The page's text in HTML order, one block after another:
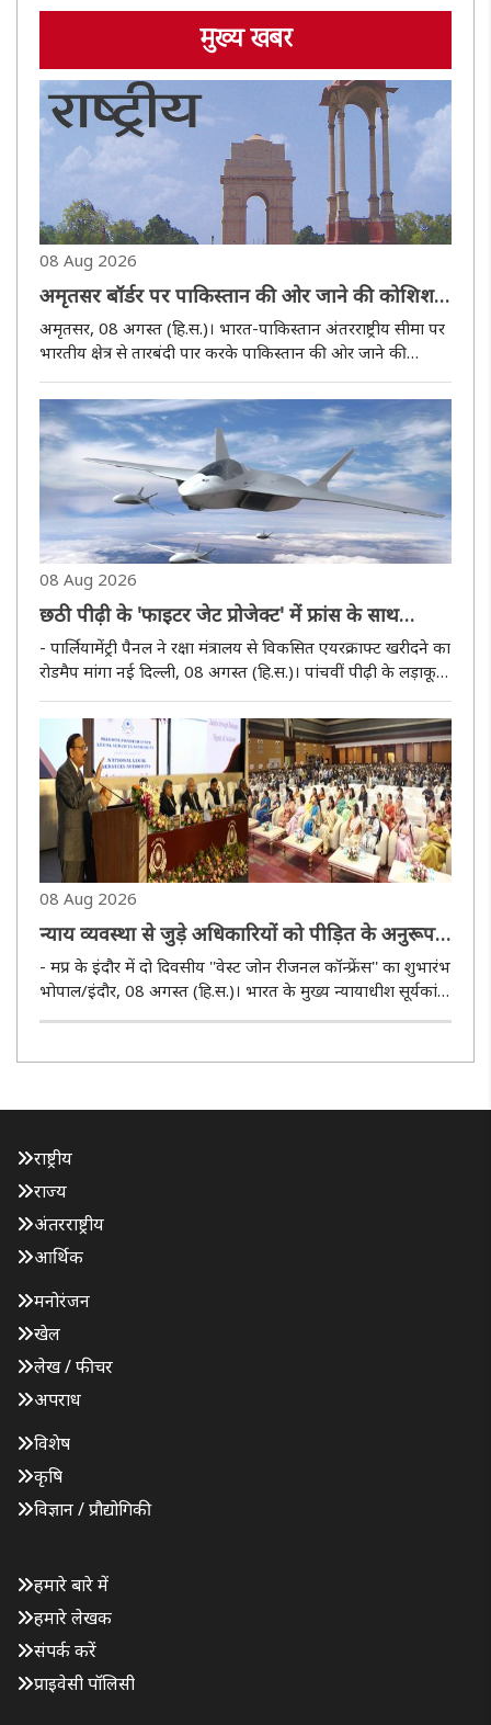
मुख्य खबर
08 Aug 2026
अमृतसर बॉर्डर पर पाकिस्तान की ओर जाने की कोशिश
कर रहे अज्ञात व्यक्ति की बीएसएफ से मुठभेड़ में मौत
अमृतसर, 08 अगस्त (हि.स.)। भारत-पाकिस्तान अंतरराष्ट्रीय सीमा पर
भारतीय क्षेत्र से तारबंदी पार करके पाकिस्तान की ओर जाने की
कोशिश करने में एक व्यक्ति बीएसएफ की गोली से मारा गया। सीमा
पर अमृतसर जिले के दाओके इलाके में यह घटना शुक्रवार रात
बीएसएफ की ..
08 Aug 2026
छठी पीढ़ी के 'फाइटर जेट प्रोजेक्ट' में फ्रांस के साथ
शामिल होगा भारत
- पार्लियामेंट्री पैनल ने रक्षा मंत्रालय से विकसित एयरक्राफ्ट खरीदने का
रोडमैप मांगा नई दिल्ली, 08 अगस्त (हि.स.)। पांचवीं पीढ़ी के लड़ाकू
विमानों के इंजनों के लिए जूझ रहे भारत ने फ्रांस के साथ छठी पीढ़ी के
लड़ाकू विमान विकास कार्यक्रम में शामिल होने..
08 Aug 2026
न्याय व्यवस्था से जुड़े अधिकारियों को पीड़ित के अनुरूप
संवाद करना चाहिए : न्यायाधीश सूर्यकांत
- मप्र के इंदौर में दो दिवसीय ''वेस्ट जोन रीजनल कॉन्फ्रेंस'' का शुभारंभ
भोपाल/इंदौर, 08 अगस्त (हि.स.)। भारत के मुख्य न्यायाधीश सूर्यकांत
ने कहा कि भारत विविधताओं का देश है, जहां क्षेत्र के हिसाब से
राष्ट्रीय
राज्य
अंतरराष्ट्रीय
आर्थिक
मनोरंजन
खेल
लेख / फीचर
अपराध
विशेष
कृषि
विज्ञान / प्रौद्योगिकी
हमारे बारे में
हमारे लेखक
संपर्क करें
प्राइवेसी पॉलिसी